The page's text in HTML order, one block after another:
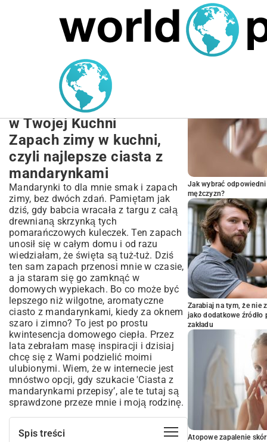
MARIUSZ ŁAMAGA 27.09.2025
Najlepsze Przepisy na
Ciasta z Mandarynkami:
Odkryj Słodki Smak Zimy
w Twojej Kuchni
Zapach zimy w kuchni,
czyli najlepsze ciasta z
mandarynkami
Mandarynki to dla mnie smak i zapach
zimy, bez dwóch zdań. Pamiętam jak
dziś, gdy babcia wracała z targu z całą
drewnianą skrzynką tych
pomarańczowych kuleczek. Ten zapach
unosił się w całym domu i od razu
wiedziałam, że święta są tuż-tuż. Dziś
ten sam zapach przenosi mnie w czasie,
a ja staram się go zamknąć w
domowych wypiekach. Bo co może być
lepszego niż wilgotne, aromatyczne
ciasto z mandarynkami, kiedy za oknem
szaro i zimno? To jest po prostu
kwintesencja domowego ciepła. Przez
lata zebrałam masę inspiracji i dzisiaj
chcę się z Wami podzielić moimi
ulubionymi. Wiem, że w internecie jest
mnóstwo opcji, gdy szukacie 'Ciasta z
mandarynkami przepisy’, ale te tutaj są
sprawdzone przeze mnie i moją rodzinę.
Spis treści
Jak wybrać
mężczyzn?
Zarabiaj na tym, że nie
jako dodatkowe
zakładu
Atopowe zapalenie